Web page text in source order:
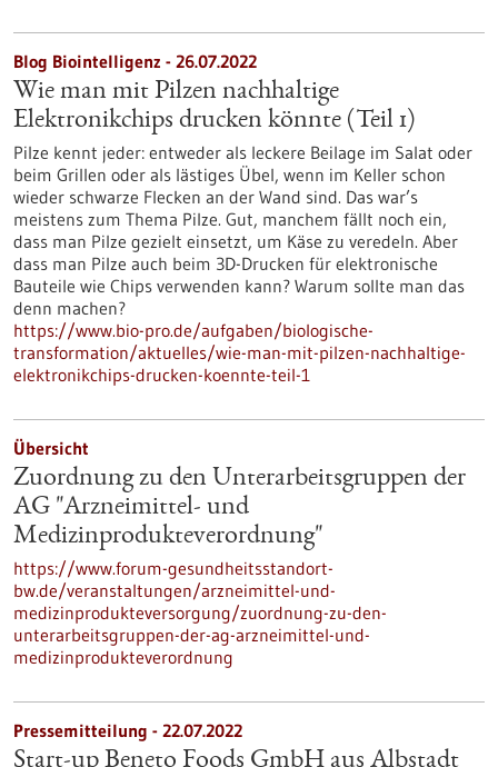
Blog Biointelligenz - 26.07.2022
Wie man mit Pilzen nachhaltige
Elektronikchips drucken könnte (Teil 1)
Pilze kennt jeder: entweder als leckere Beilage im Salat oder
beim Grillen oder als lästiges Übel, wenn im Keller schon
wieder schwarze Flecken an der Wand sind. Das war’s
meistens zum Thema Pilze. Gut, manchem fällt noch ein,
dass man Pilze gezielt einsetzt, um Käse zu veredeln. Aber
dass man Pilze auch beim 3D-Drucken für elektronische
Bauteile wie Chips verwenden kann? Warum sollte man das
denn machen?
https://www.bio-pro.de/aufgaben/biologische-
transformation/aktuelles/wie-man-mit-pilzen-nachhaltige-
elektronikchips-drucken-koennte-teil-1
Übersicht
Zuordnung zu den Unterarbeitsgruppen der
AG "Arzneimittel- und
Medizinprodukteverordnung"
https://www.forum-gesundheitsstandort-
bw.de/veranstaltungen/arzneimittel-und-
medizinprodukteversorgung/zuordnung-zu-den-
unterarbeitsgruppen-der-ag-arzneimittel-und-
medizinprodukteverordnung
Pressemitteilung - 22.07.2022
Start-up Beneto Foods GmbH aus Albstadt